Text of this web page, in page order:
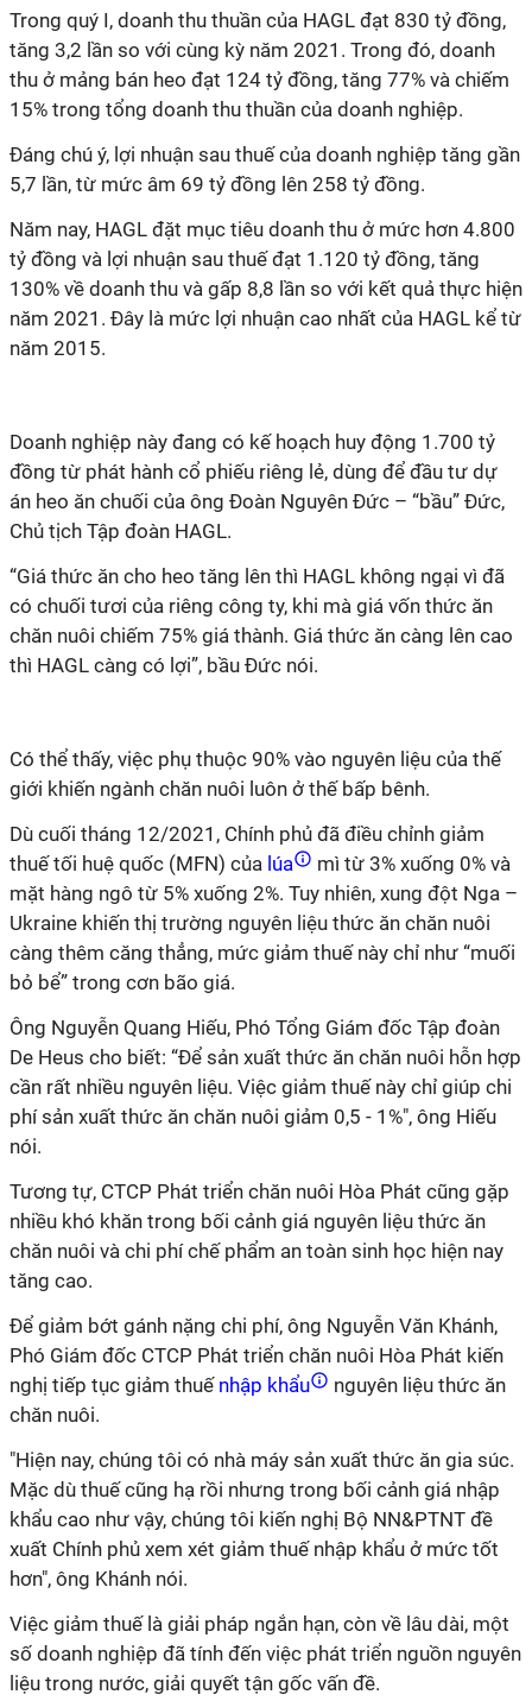
Trong quý I, doanh thu thuần của HAGL đạt 830 tỷ đồng,
tăng 3,2 lần so với cùng kỳ năm 2021. Trong đó, doanh
thu ở mảng bán heo đạt 124 tỷ đồng, tăng 77% và chiếm
15% trong tổng doanh thu thuần của doanh nghiệp.
Đáng chú ý, lợi nhuận sau thuế của doanh nghiệp tăng gần
5,7 lần, từ mức âm 69 tỷ đồng lên 258 tỷ đồng.
Năm nay, HAGL đặt mục tiêu doanh thu ở mức hơn 4.800
tỷ đồng và lợi nhuận sau thuế đạt 1.120 tỷ đồng, tăng
130% về doanh thu và gấp 8,8 lần so với kết quả thực hiện
năm 2021. Đây là mức lợi nhuận cao nhất của HAGL kể từ
năm 2015.
Doanh nghiệp này đang có kế hoạch huy động 1.700 tỷ
đồng từ phát hành cổ phiếu riêng lẻ, dùng để đầu tư dự
án heo ăn chuối của ông Đoàn Nguyên Đức – “bầu” Đức,
Chủ tịch Tập đoàn HAGL.
“Giá thức ăn cho heo tăng lên thì HAGL không ngại vì đã
có chuối tươi của riêng công ty, khi mà giá vốn thức ăn
chăn nuôi chiếm 75% giá thành. Giá thức ăn càng lên cao
thì HAGL càng có lợi”, bầu Đức nói.
Có thể thấy, việc phụ thuộc 90% vào nguyên liệu của thế
giới khiến ngành chăn nuôi luôn ở thế bấp bênh.
Dù cuối tháng 12/2021, Chính phủ đã điều chỉnh giảm
thuế tối huệ quốc (MFN) của lúa
mì từ 3% xuống 0% và
mặt hàng ngô từ 5% xuống 2%. Tuy nhiên, xung đột Nga –
Ukraine khiến thị trường nguyên liệu thức ăn chăn nuôi
càng thêm căng thẳng, mức giảm thuế này chỉ như “muối
bỏ bể” trong cơn bão giá.
Ông Nguyễn Quang Hiếu, Phó Tổng Giám đốc Tập đoàn
De Heus cho biết: “Để sản xuất thức ăn chăn nuôi hỗn hợp
cần rất nhiều nguyên liệu. Việc giảm thuế này chỉ giúp chi
phí sản xuất thức ăn chăn nuôi giảm 0,5 - 1%", ông Hiếu
nói.
Tương tự, CTCP Phát triển chăn nuôi Hòa Phát cũng gặp
nhiều khó khăn trong bối cảnh giá nguyên liệu thức ăn
chăn nuôi và chi phí chế phẩm an toàn sinh học hiện nay
tăng cao.
Để giảm bớt gánh nặng chi phí, ông Nguyễn Văn Khánh,
Phó Giám đốc CTCP Phát triển chăn nuôi Hòa Phát kiến
nghị tiếp tục giảm thuếnhập khẩu
nguyên liệu thức ăn
chăn nuôi.
"Hiện nay, chúng tôi có nhà máy sản xuất thức ăn gia súc.
Mặc dù thuế cũng hạ rồi nhưng trong bối cảnh giá nhập
khẩu cao như vậy, chúng tôi kiến nghị Bộ NN&PTNT đề
xuất Chính phủ xem xét giảm thuế nhập khẩu ở mức tốt
hơn", ông Khánh nói.
Việc giảm thuế là giải pháp ngắn hạn, còn về lâu dài, một
số doanh nghiệp đã tính đến việc phát triển nguồn nguyên
liệu trong nước, giải quyết tận gốc vấn đề.